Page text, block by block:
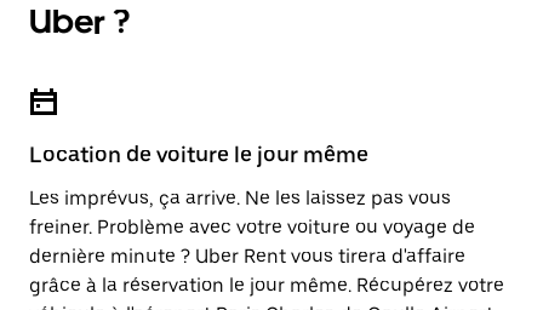
Uber ?
Location de voiture le jour même
Les imprévus, ça arrive. Ne les laissez pas vous
freiner. Problème avec votre voiture ou voyage de
dernière minute ? Uber Rent vous tirera d'affaire
grâce à la réservation le jour même. Récupérez votre